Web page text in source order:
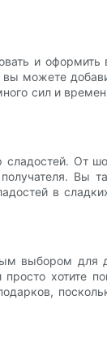
и
можете
сил и
сладостей. От
Вы
в
выбором для
хотите